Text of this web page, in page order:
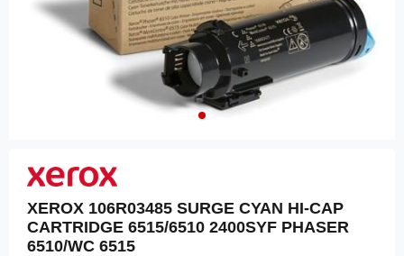
XEROX 106R03485 SURGE CYAN HI-CAP
CARTRIDGE 6515/6510 2400SYF PHASER
6510/WC 6515